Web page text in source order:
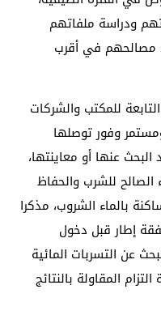
ودراسة ملفاتهم
مصالحهم في أقرب
للمكتب والشركات
وفور توصلها
عنها أو معاينتها،
للشرب والحفاظ
بالماء الشروب، مذكرا
إطار قبل دخول
عن التسربات المائية
المقاولة بالنتائج